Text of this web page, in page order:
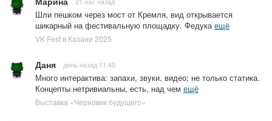
Шли пешком через мост от Кремля, вид открывается
шикарный на фестивальную площадку. Федукаещё
VK Fest в Казани 2025
Даня день назад 11:40
Много интерактива: запахи, звуки, видео; не только статика.
Концепты нетривиальны, есть, над чем ещё
Выставка «Черновик будущего»